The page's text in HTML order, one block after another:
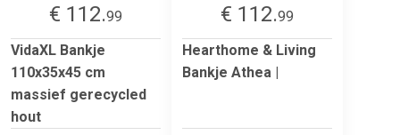
€ 112.99
VidaXL Bankje
110x35x45 cm
massief gerecycled
hout
€ 112.99
Hearthome & Living
Bankje Athea |